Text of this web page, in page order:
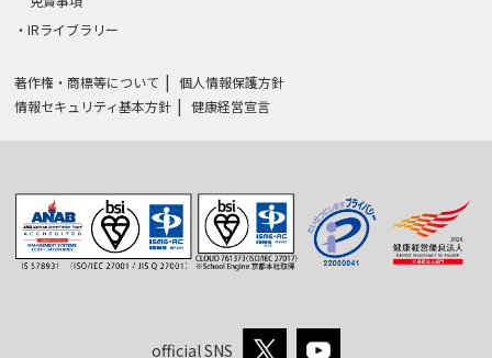
・IRライブラリー
著作権・商標等について
個人情報保護方針
情報セキュリティ基本方針
健康経営宣言
official SNS